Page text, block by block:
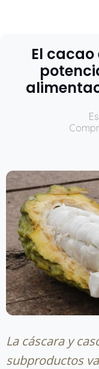
El
La cáscara y
subproductos